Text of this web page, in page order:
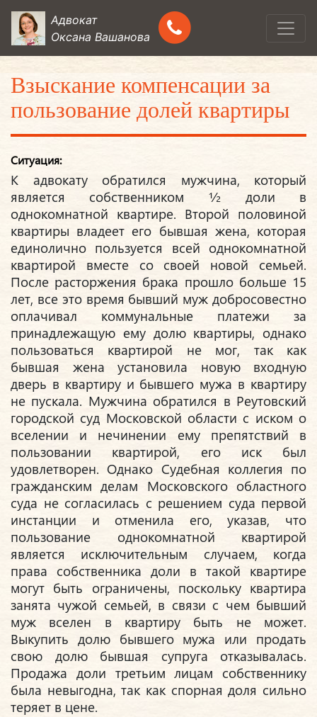
Адвокат
Оксана Вашанова
Взыскание компенсации за
пользование долей квартиры
Ситуация:
К адвокату обратился мужчина, который
является собственником ½ доли в
однокомнатной квартире. Второй половиной
квартиры владеет его бывшая жена, которая
единолично пользуется всей однокомнатной
квартирой вместе со своей новой семьей.
После расторжения брака прошло больше 15
лет, все это время бывший муж добросовестно
оплачивал коммунальные платежи за
принадлежащую ему долю квартиры, однако
пользоваться квартирой не мог, так как
бывшая жена установила новую входную
дверь в квартиру и бывшего мужа в квартиру
не пускала. Мужчина обратился в Реутовский
городской суд Московской области с иском о
вселении и нечинении ему препятствий в
пользовании квартирой, его иск был
удовлетворен. Однако Судебная коллегия по
гражданским делам Московского областного
суда не согласилась с решением суда первой
инстанции и отменила его, указав, что
пользование однокомнатной квартирой
является исключительным случаем, когда
права собственника доли в такой квартире
могут быть ограничены, поскольку квартира
занята чужой семьей, в связи с чем бывший
муж вселен в квартиру быть не может.
Выкупить долю бывшего мужа или продать
свою долю бывшая супруга отказывалась.
Продажа доли третьим лицам собственнику
была невыгодна, так как спорная доля сильно
теряет в цене.